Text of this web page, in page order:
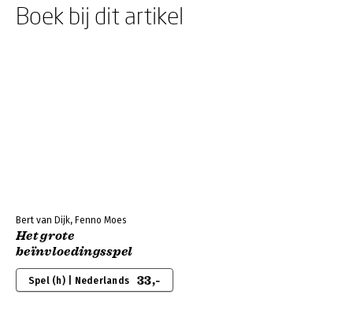
Boek bij dit artikel
Bert van Dijk, Fenno Moes
Het grote
beïnvloedingsspel
Spel (h) | Nederlands 33,-